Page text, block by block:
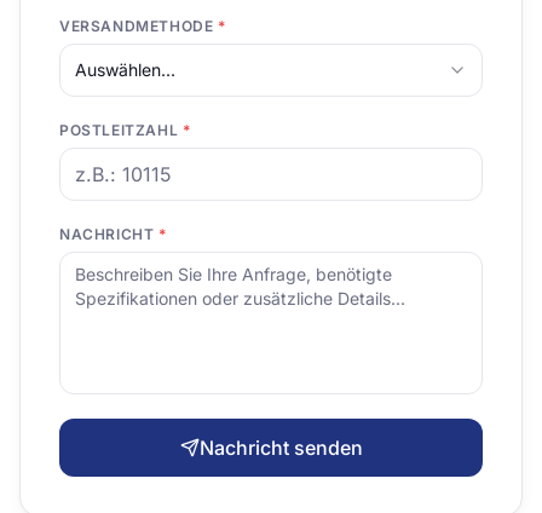
VERSANDMETHODE *
Auswählen...
POSTLEITZAHL *
NACHRICHT *
Nachricht senden